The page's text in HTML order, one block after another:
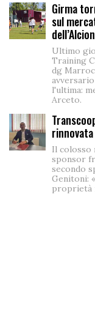
Girma
sul
Ultimo
Training
dg
l'ultima:
Arceto.
Il colosso
sponsor
secondo
Genitoni:
proprietà